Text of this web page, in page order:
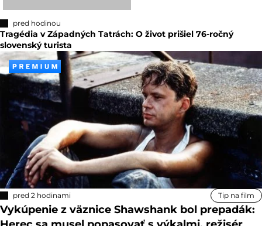
pred hodinou
Tragédia v Západných Tatrách: O život prišiel 76-ročný
slovenský turista
pred 2 hodinami Tip na film
Vykúpenie z väznice Shawshank bol prepadák: